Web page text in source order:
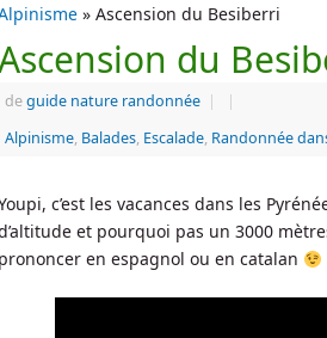
» Ascension du Besiberri
du
deguide nature randonnée |
|
Alpinisme, Balades, Escalade, Randonnée
c’est les vacances dans les
et pourquoi pas un 3000
prononcer en espagnol ou en catalan